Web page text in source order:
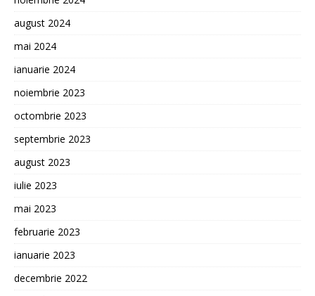
august 2024
mai 2024
ianuarie 2024
noiembrie 2023
octombrie 2023
septembrie 2023
august 2023
iulie 2023
mai 2023
februarie 2023
ianuarie 2023
decembrie 2022